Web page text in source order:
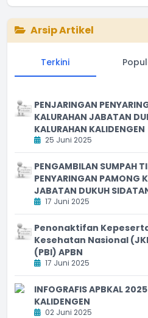
Arsip Artikel
Terkini
PENJARINGAN
KALURAHAN JABATAN
KALURAHAN KALIDENGEN
25 Juni 2025
PENGAMBILAN SUMPAH
PENYARINGAN PAMONG
JABATAN DUKUH
17 Juni 2025
Penonaktifan
Kesehatan Nasional
(PBI) APBN
17 Juni 2025
INFOGRAFIS APBKAL
KALIDENGEN
02 Juni 2025